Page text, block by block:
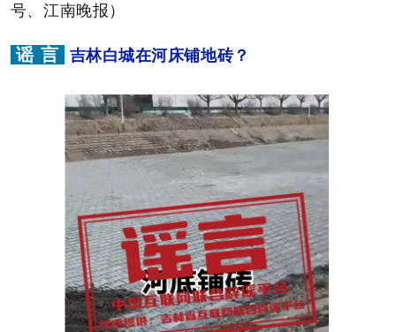
号、江南晚报）
谣 言 吉林白城在河床铺地砖？